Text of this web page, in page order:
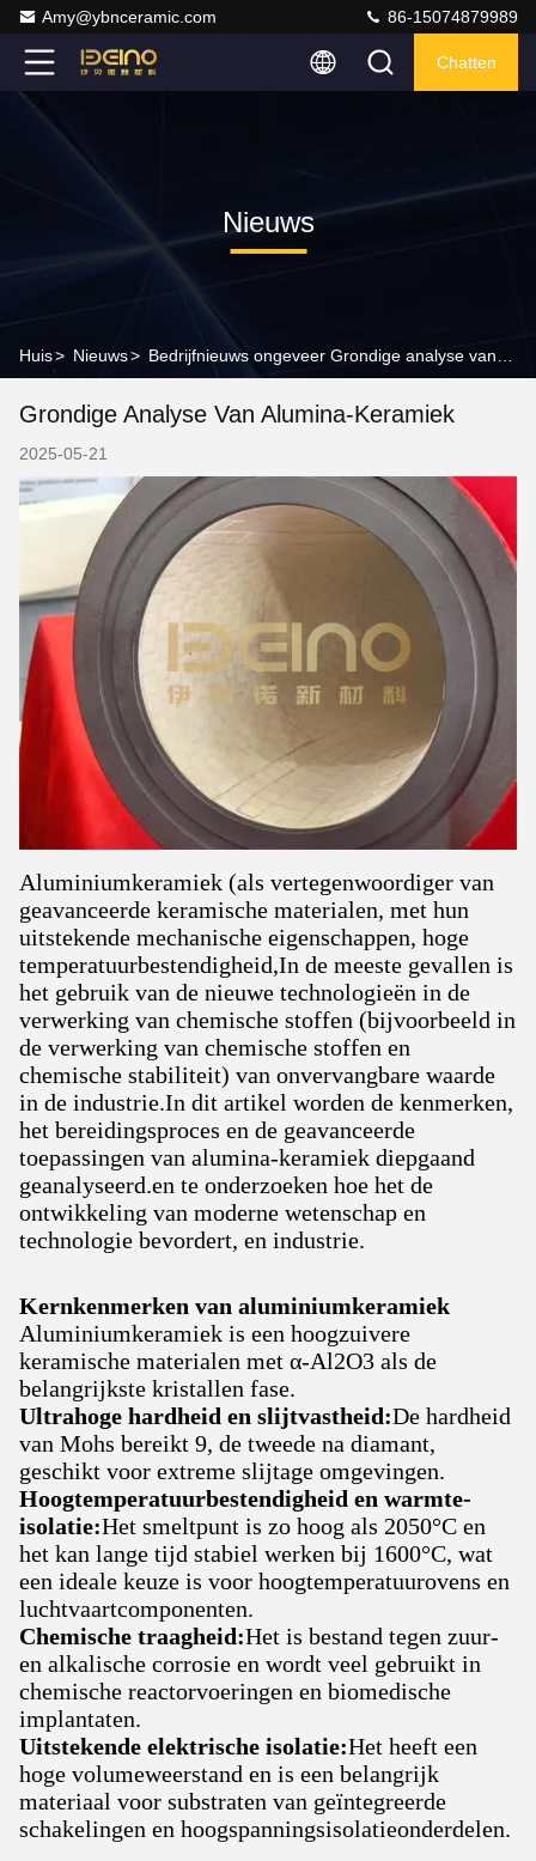
Amy@ybnceramic.com 86-15074879989
Chatten
Nieuws
Huis> Nieuws>
Grondige Analyse Van Alumina-Keramiek
2025-05-21
Aluminiumkeramiek (als vertegenwoordiger van
geavanceerde keramische materialen, met hun
uitstekende mechanische eigenschappen, hoge
temperatuurbestendigheid,In de meeste gevallen is
het gebruik van de nieuwe technologieën in de
verwerking van chemische stoffen (bijvoorbeeld in
de verwerking van chemische stoffen en
chemische stabiliteit) van onvervangbare waarde
in de industrie.In dit artikel worden de kenmerken,
het bereidingsproces en de geavanceerde
toepassingen van alumina-keramiek diepgaand
geanalyseerd.en te onderzoeken hoe het de
ontwikkeling van moderne wetenschap en
technologie bevordert, en industrie.
Kernkenmerken van aluminiumkeramiek
Aluminiumkeramiek is een hoogzuivere
keramische materialen met α-Al2O3 als de
belangrijkste kristallen fase.
Ultrahoge hardheid en slijtvastheid:De hardheid
van Mohs bereikt 9, de tweede na diamant,
geschikt voor extreme slijtage omgevingen.
Hoogtemperatuurbestendigheid en warmte-
isolatie:Het smeltpunt is zo hoog als 2050°C en
het kan lange tijd stabiel werken bij 1600°C, wat
een ideale keuze is voor hoogtemperatuurovens en
luchtvaartcomponenten.
Chemische traagheid:Het is bestand tegen zuur-
en alkalische corrosie en wordt veel gebruikt in
chemische reactorvoeringen en biomedische
implantaten.
Uitstekende elektrische isolatie:Het heeft een
hoge volumeweerstand en is een belangrijk
materiaal voor substraten van geïntegreerde
schakelingen en hoogspanningsisolatieonderdelen.